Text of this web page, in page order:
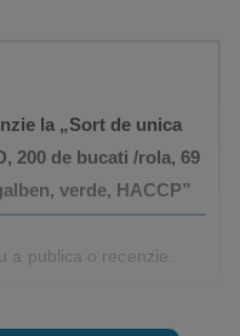
la „Sort de unica
200 de bucati /rola, 69
verde, HACCP”
a publica o recenzie.